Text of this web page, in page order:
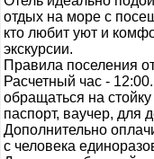
отдых на море с
кто любит уют и
экскурсии.
Правила поселения
Расчетный час -
обращаться на
паспорт, ваучер, для
Дополнительно
с человека